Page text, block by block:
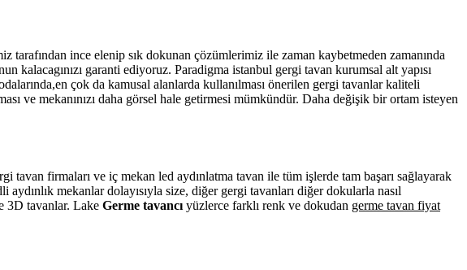
ince elenip sık dokunan çözümlerimiz ile zaman kaybetmeden zamanında
kalacagınızı garanti ediyoruz. Paradigma istanbul gergi tavan kurumsal alt yapısı
çok da kamusal alanlarda kullanılması önerilen gergi tavanlar kaliteli
ve mekanınızı daha görsel hale getirmesi mümkündür. Daha değişik bir ortam isteyen
firmaları ve iç mekan led aydınlatma tavan ile tüm işlerde tam başarı sağlayarak
mekanlar dolayısıyla size, diğer gergi tavanları diğer dokularla nasıl
3D tavanlar. Lake Germe tavancı yüzlerce farklı renk ve dokudan germe tavan fiyat